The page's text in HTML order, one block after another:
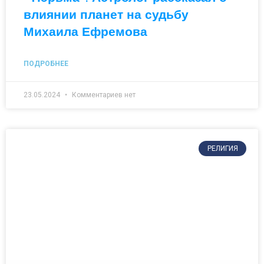
влиянии планет на судьбу
Михаила Ефремова
ПОДРОБНЕЕ
23.05.2024 Комментариев нет
РЕЛИГИЯ